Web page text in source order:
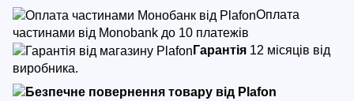
Оплата
частинами від Monobank до 10 платежів
Гарантія 12 місяців від
виробника.